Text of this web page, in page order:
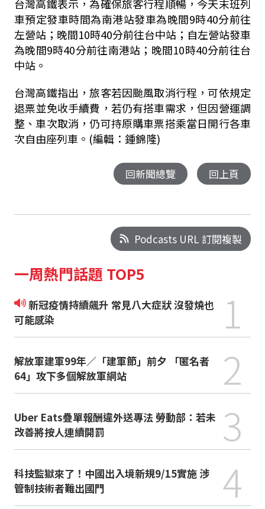
台灣高鐵表示，為確保旅客行程順暢，今天末班列
車預定發車時間為南港站發車為晚間9時40分前往
左營站；晚間10時40分前往台中站；自左營站發車
為晚間9時40分前往南港站；晚間10時40分前往台
中站。
台灣高鐵指出，旅客若因颱風取消行程，可依規定
退票並免收手續費，若仍有搭車需求，但因營運調
整、車次取消，仍可持原購車票搭乘當日開行各車
次自由座列車。(編輯：鍾錦隆)
回新聞總覽 回上頁
Podcasts URL 訂閱複製
一周熱門話題 TOP5
新冠疫情持續飆升 常見八大症狀 沒發燒也
可能感染
1
解放軍建軍99年／「建軍節」前夕 「匿名者
64」攻下多個解放軍網站
2
Uber Eats疊單報酬違外送專法 勞動部：若未
改善將按人連續開罰
3
科技監獄來了！中國出入境新規9/15實施 涉
管制技術者難出國門
4